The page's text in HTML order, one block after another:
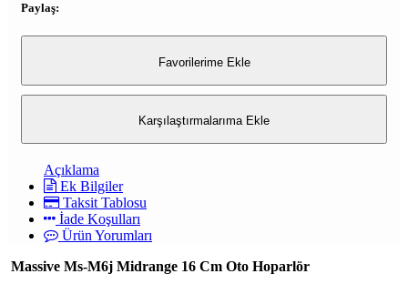
Paylaş:
Favorilerime Ekle
Karşılaştırmalarıma Ekle
Açıklama
Ek Bilgiler
Taksit Tablosu
İade Koşulları
Ürün Yorumları
Massive Ms-M6j Midrange 16 Cm Oto Hoparlör